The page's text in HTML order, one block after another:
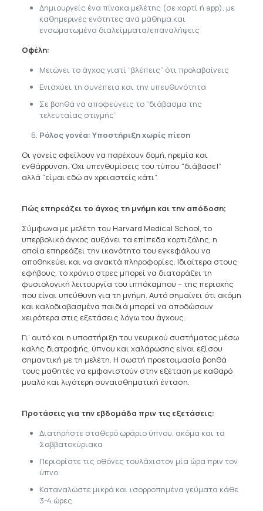
Δημιουργείς ένα πίνακα μελέτης (σε χαρτί ή app), με
καθημερινές ενότητες ανά μάθημα και
ενσωματωμένα διαλείμματα/επαναλήψεις
Οφέλη:
Μειώνει το άγχος γιατί “βλέπεις” ότι προλαβαίνεις
Ενισχύει τη συνέπεια και την υπευθυνότητα
Σε βοηθά να αποφεύγεις το “διάβασμα της
τελευταίας στιγμής”
Ρόλος γονέα: Υποστήριξη χωρίς πίεση
Οι γονείς οφείλουν να παρέχουν δομή, ηρεμία και
ενθάρρυνση. Όχι υπενθυμίσεις του τύπου “διάβασε!”
αλλά “είμαι εδώ αν χρειαστείς κάτι”.
Πώς επηρεάζει το άγχος τη μνήμη και την απόδοση;
Σύμφωνα με μελέτη του Harvard Medical School, το
υπερβολικό άγχος αυξάνει τα επίπεδα κορτιζόλης, η
οποία επηρεάζει την ικανότητα του εγκεφάλου να
αποθηκεύει και να ανακτά πληροφορίες. Ιδιαίτερα στους
εφήβους, το χρόνιο στρες μπορεί να διαταράξει τη
φυσιολογική λειτουργία του ιππόκαμπου – της περιοχής
που είναι υπεύθυνη για τη μνήμη. Αυτό σημαίνει ότι ακόμη
και καλοδιαβασμένα παιδιά μπορεί να αποδώσουν
χειρότερα στις εξετάσεις λόγω του άγχους.
Γι’ αυτό και η υποστήριξη του νευρικού συστήματος μέσω
καλής διατροφής, ύπνου και χαλάρωσης είναι εξίσου
σημαντική με τη μελέτη. Η σωστή προετοιμασία βοηθά
τους μαθητές να εμφανιστούν στην εξέταση με καθαρό
μυαλό και λιγότερη συναισθηματική ένταση.
Προτάσεις για την εβδομάδα πριν τις εξετάσεις:
Διατηρήστε σταθερό ωράριο ύπνου, ακόμα και τα
Σαββατοκύριακα
Περιορίστε τις οθόνες τουλάχιστον μία ώρα πριν τον
ύπνο
Καταναλώστε μικρά και ισορροπημένα γεύματα κάθε
3-4 ώρες